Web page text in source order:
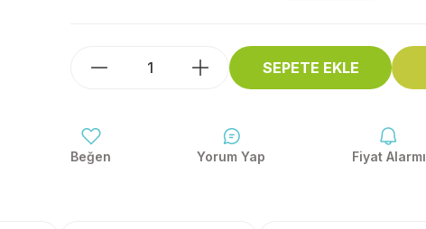
SEPETE EKLE
Yorum Yap Fiyat Alarmı